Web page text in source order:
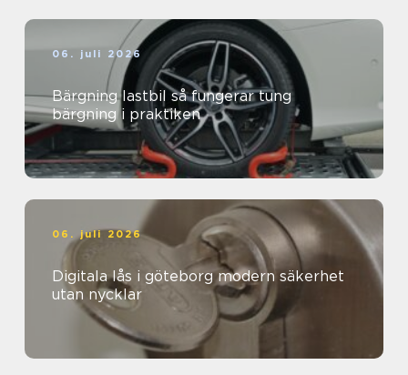
06. juli 2026
Bärgning lastbil så fungerar tung
bärgning i praktiken
06. juli 2026
Digitala lås i göteborg modern säkerhet
utan nycklar